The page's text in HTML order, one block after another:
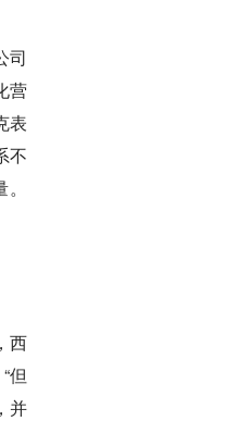
司
营
表
不
西
但
并